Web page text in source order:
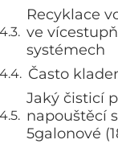
Recyklace
ve
systémech
Často
Jaký čisticí
napouštěcí
5galonové